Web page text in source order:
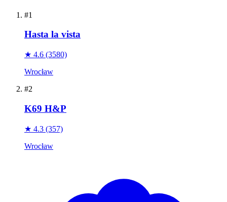
#1
Hasta la vista
★ 4.6 (3580)
Wrocław
#2
K69 H&P
★ 4.3 (357)
Wrocław